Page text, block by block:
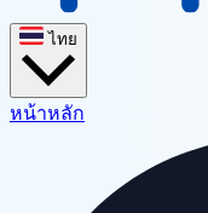
ไทย
หน้าหลัก